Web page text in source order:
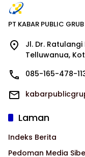
PT KABAR PUBLIC GRUB
Jl. Dr.
Telluwanua,
085-165-478-
Laman
Indeks Berita
Pedoman Media